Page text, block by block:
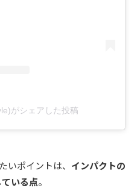
がシェアした投稿
いポイントは、 インパクトの
いる点。